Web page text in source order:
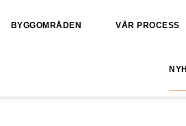
BYGGOMRÅDEN VÅR PROCESS